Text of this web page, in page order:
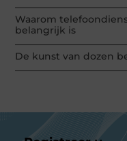
Waarom
belangrijk is
De kunst van dozen